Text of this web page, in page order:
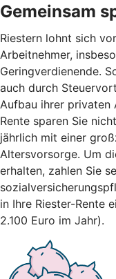
Gemeinsam
Riestern lohnt sich
Arbeitnehmer,
Geringverdienende.
auch durch
Aufbau ihrer privaten
Rente sparen Sie
jährlich mit einer
Altersvorsorge. Um
erhalten, zahlen Sie
in Ihre Riester-Rente
2.100 Euro im Jahr).